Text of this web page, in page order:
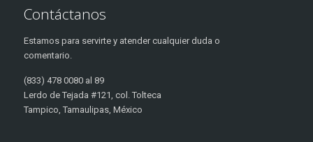
Contáctanos
Estamos para servirte y atender cualquier duda o
comentario.
(833) 478 0080 al 89
Lerdo de Tejada #121, col. Tolteca
Tampico, Tamaulipas, México